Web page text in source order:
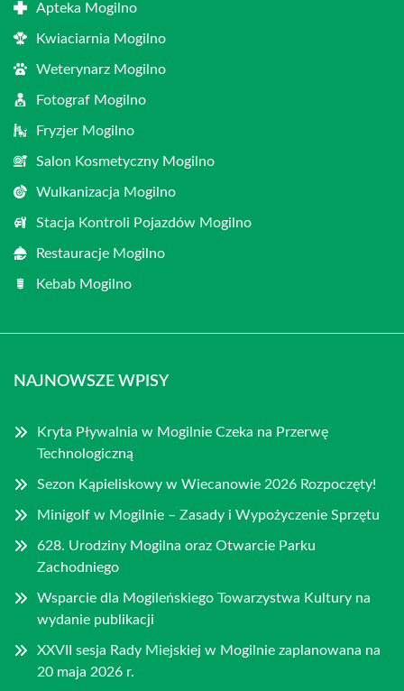
Apteka Mogilno
Kwiaciarnia Mogilno
Weterynarz Mogilno
Fotograf Mogilno
Fryzjer Mogilno
Salon Kosmetyczny Mogilno
Wulkanizacja Mogilno
Stacja Kontroli Pojazdów Mogilno
Restauracje Mogilno
Kebab Mogilno
NAJNOWSZE WPISY
Kryta Pływalnia w Mogilnie Czeka na Przerwę
Technologiczną
Sezon Kąpieliskowy w Wiecanowie 2026 Rozpoczęty!
Minigolf w Mogilnie – Zasady i Wypożyczenie Sprzętu
628. Urodziny Mogilna oraz Otwarcie Parku
Zachodniego
Wsparcie dla Mogileńskiego Towarzystwa Kultury na
wydanie publikacji
XXVII sesja Rady Miejskiej w Mogilnie zaplanowana na
20 maja 2026 r.